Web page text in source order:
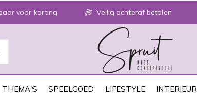
THEMA'S SPEELGOED LIFESTYLE INTERIEUR
voor korting Veilig achteraf betalen